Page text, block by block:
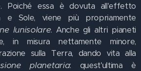
Poiché essa è dovuta all'effetto
e Sole, viene più propriamente
lunisolare. Anche gli altri pianeti
in misura nettamente minore,
sulla Terra, dando vita alla
planetaria: quest'ultima è